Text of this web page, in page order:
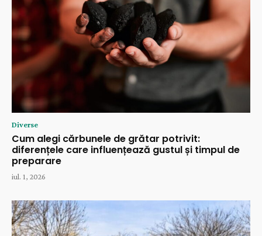
Diverse
Cum alegi cărbunele de grătar potrivit:
diferențele care influențează gustul și timpul de
preparare
iul. 1, 2026